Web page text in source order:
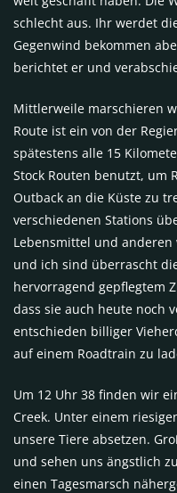
schlecht aus. Ihr werdet
Gegenwind bekommen
berichtet er und
Mittlerweile marschieren
Route ist ein von der
spätestens alle 15
Stock Routen benutzt, um
Outback an die Küste zu
verschiedenen Stations
Lebensmittel und
und ich sind überrascht
hervorragend gepflegtem
dass sie auch heute noch
entschieden billiger
auf einem Roadtrain zu
Um 12 Uhr 38 finden wir
Creek. Unter einem
unsere Tiere absetzen.
und sehen uns ängstlich
einen Tagesmarsch